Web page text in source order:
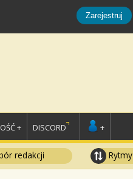
Zarejestruj
+ DISCORD +
redakcji Rytmy